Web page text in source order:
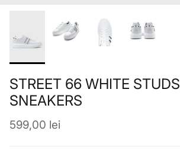
STREET 66 WHITE STUDS
SNEAKERS
Preț obișnuit
599,00 lei